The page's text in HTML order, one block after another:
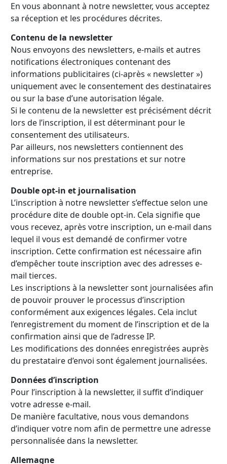
En vous abonnant à notre newsletter, vous acceptez
sa réception et les procédures décrites.
Contenu de la newsletter
Nous envoyons des newsletters, e-mails et autres
notifications électroniques contenant des
informations publicitaires (ci-après « newsletter »)
uniquement avec le consentement des destinataires
ou sur la base d’une autorisation légale.
Si le contenu de la newsletter est précisément décrit
lors de l’inscription, il est déterminant pour le
consentement des utilisateurs.
Par ailleurs, nos newsletters contiennent des
informations sur nos prestations et sur notre
entreprise.
Double opt-in et journalisation
L’inscription à notre newsletter s’effectue selon une
procédure dite de double opt-in. Cela signifie que
vous recevez, après votre inscription, un e-mail dans
lequel il vous est demandé de confirmer votre
inscription. Cette confirmation est nécessaire afin
d’empêcher toute inscription avec des adresses e-
mail tierces.
Les inscriptions à la newsletter sont journalisées afin
de pouvoir prouver le processus d’inscription
conformément aux exigences légales. Cela inclut
l’enregistrement du moment de l’inscription et de la
confirmation ainsi que de l’adresse IP.
Les modifications des données enregistrées auprès
du prestataire d’envoi sont également journalisées.
Données d’inscription
Pour l’inscription à la newsletter, il suffit d’indiquer
votre adresse e-mail.
De manière facultative, nous vous demandons
d’indiquer votre nom afin de permettre une adresse
personnalisée dans la newsletter.
Allemagne